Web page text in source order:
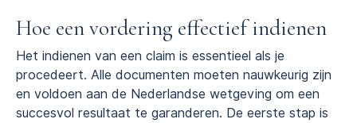
Hoe een vordering effectief indienen
Het indienen van een claim is essentieel als je
procedeert. Alle documenten moeten nauwkeurig zijn
en voldoen aan de Nederlandse wetgeving om een
succesvol resultaat te garanderen. De eerste stap is